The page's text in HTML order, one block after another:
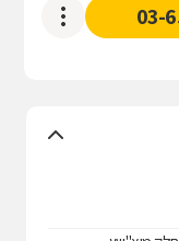
03-